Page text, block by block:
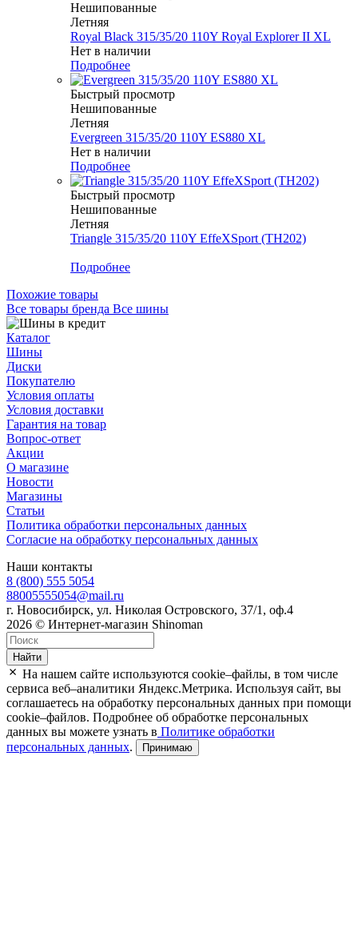
Нешипованные
Летняя
Royal Black 315/35/20 110Y Royal Explorer II XL
Нет в наличии
Подробнее
Быстрый просмотр
Нешипованные
Летняя
Evergreen 315/35/20 110Y ES880 XL
Нет в наличии
Подробнее
Быстрый просмотр
Нешипованные
Летняя
Triangle 315/35/20 110Y EffeXSport (TH202)
Подробнее
Похожие товары
Все товары бренда Все шины
Каталог
Шины
Диски
Покупателю
Условия оплаты
Условия доставки
Гарантия на товар
Вопрос-ответ
Акции
О магазине
Новости
Магазины
Статьи
Политика обработки персональных данных
Согласие на обработку персональных данных
Наши контакты
8 (800) 555 5054
88005555054@mail.ru
г. Новосибирск, ул. Николая Островского, 37/1, оф.4
2026 © Интернет-магазин Shinoman
Найти
На нашем сайте используются cookie–файлы, в том числе
сервиса веб–аналитики Яндекс.Метрика. Используя сайт, вы
соглашаетесь на обработку персональных данных при помощи
cookie–файлов. Подробнее об обработке персональных
данных вы можете узнать в Политике обработки
персональных данных. Принимаю